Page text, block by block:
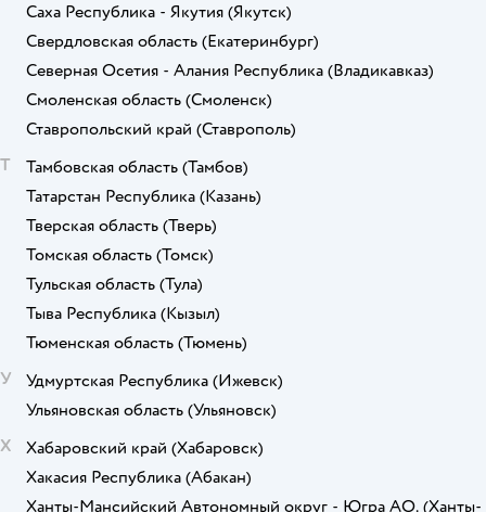
Саха Республика - Якутия (Якутск)
Свердловская область (Екатеринбург)
Северная Осетия - Алания Республика (Владикавказ)
Смоленская область (Смоленск)
Ставропольский край (Ставрополь)
Т
Тамбовская область (Тамбов)
Татарстан Республика (Казань)
Тверская область (Тверь)
Томская область (Томск)
Тульская область (Тула)
Тыва Республика (Кызыл)
Тюменская область (Тюмень)
У
Удмуртская Республика (Ижевск)
Ульяновская область (Ульяновск)
Х
Хабаровский край (Хабаровск)
Хакасия Республика (Абакан)
Ханты-Мансийский Автономный округ - Югра АО. (Ханты-